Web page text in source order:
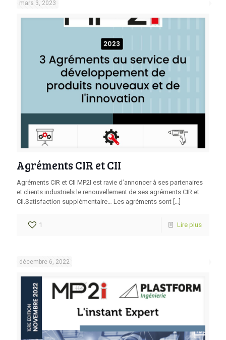
mars 3, 2023
Agréments CIR et CII
Agréments CIR et CII MP2I est ravie d’annoncer à ses partenaires
et clients industriels le renouvellement de ses agréments CIR et
CII.Satisfaction supplémentaire… Les agréments sont […]
1 Lire plus
décembre 6, 2022